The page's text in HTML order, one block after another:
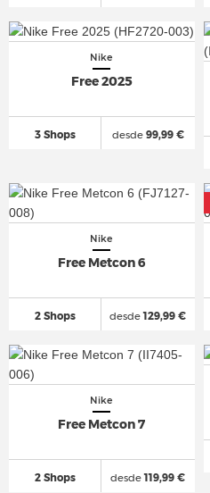
Nike
Free 2025
3 Shops desde99,99 €
Nike
Free Metcon 6
2 Shops desde129,99 €
Nike
Free Metcon 7
2 Shops desde119,99 €